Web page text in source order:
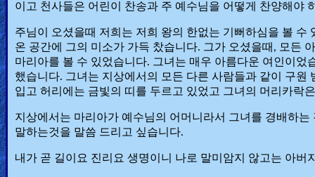
이고 천사들은 어린이 찬송과 주 예수님을 어떻게 찬양해야
주님이 오셨을때 저희는 저희 왕의 한없는 기뻐하심을 볼
온 공간에 그의 미소가 가득 찼습니다. 그가 오셨을때, 모든
마리아를 볼 수 있었습니다. 그녀는 매우 아름다운 여인이
했습니다. 그녀는 지상에서의 모든 다른 사람들과 같이 구
입고 허리에는 금빛의 띠를 두르고 있었고 그녀의 머리카락
지상에서는 마리아가 예수님의 어머니라서 그녀를 경배하
말하는것을 말씀 드리고 싶습니다.
내가 곧 길이요 진리요 생명이니 나로 말미암지 않고는 아버